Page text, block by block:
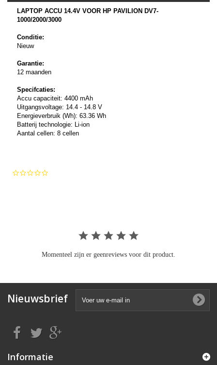
LAPTOP ACCU 14.4V VOOR HP PAVILION DV7-
1000/2000/3000
Conditie:
Nieuw
Garantie:
12 maanden
Specifcaties:
Accu capaciteit: 4400 mAh
Uitgangsvoltage: 14.4 - 14.8 V
Energieverbruik (Wh): 63.36 Wh
Batterij technologie: Li-ion
Aantal cellen: 8 cellen
Momenteel zijn er geenreviews voor dit product.
Nieuwsbrief
Informatie